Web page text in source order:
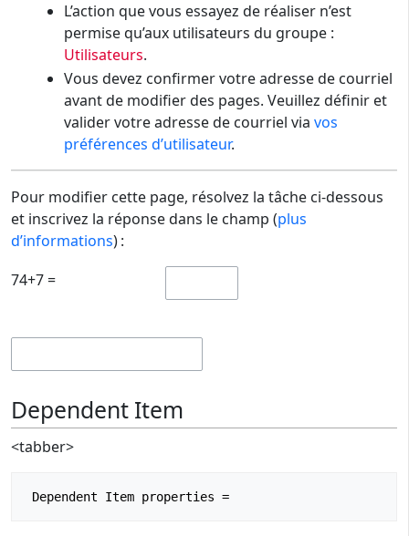
L’action que vous essayez de réaliser n’est
permise qu’aux utilisateurs du groupe :
Utilisateurs.
Vous devez confirmer votre adresse de courriel
avant de modifier des pages. Veuillez définir et
valider votre adresse de courriel via vos
préférences d’utilisateur.
Pour modifier cette page, résolvez la tâche ci-dessous
et inscrivez la réponse dans le champ (plus
d’informations) :
74+7 =
Dependent Item
<tabber>